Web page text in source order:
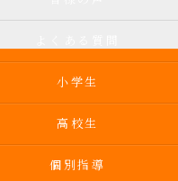
小学生
高校生
個別指導